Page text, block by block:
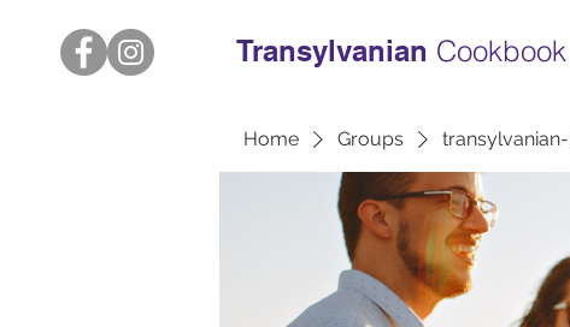
Transylvanian Cookbook
Home Groups